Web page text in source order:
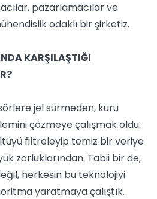
pazarlamacılar ve
odaklı bir şirketiz.
KARŞILAŞTIĞI
jel sürmeden, kuru
çözmeye çalışmak oldu.
filtreleyip temiz bir veriye
zorluklarından. Tabii bir de,
herkesin bu teknolojiyi
yaratmaya çalıştık.